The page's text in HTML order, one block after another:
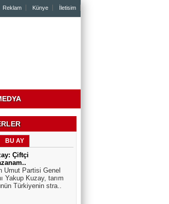
Reklam Künye İletisim
BU AY
Çiftçi
Umut Partisi Genel
Yakup Kuzay, tarım
Türkiyenin stra..